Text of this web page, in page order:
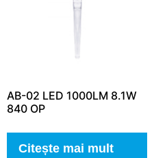
AB-02 LED 1000LM 8.1W
840 OP
Citește mai mult